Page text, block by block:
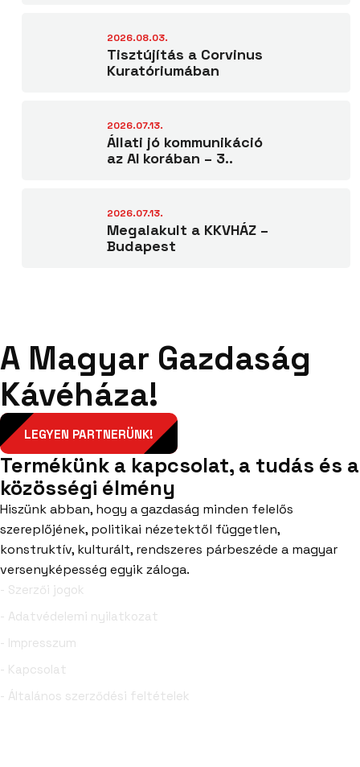
2026.08.03.
Tisztújítás a Corvinus
Kuratóriumában
2026.07.13.
Állati jó kommunikáció
az AI korában – 3..
2026.07.13.
Megalakult a KKVHÁZ –
Budapest
A Magyar Gazdaság
Kávéháza!
LEGYEN PARTNERÜNK!
Termékünk a kapcsolat, a tudás és a
közösségi élmény
Hiszünk abban, hogy a gazdaság minden felelős
szereplőjének, politikai nézetektől független,
konstruktív, kulturált, rendszeres párbeszéde a magyar
versenyképesség egyik záloga.
- Szerzői jogok
- Adatvédelemi nyilatkozat
- Impresszum
- Kapcsolat
- Általános szerződési feltételek